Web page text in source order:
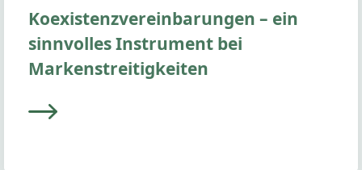
Koexistenzvereinbarungen – ein
sinnvolles Instrument bei
Markenstreitigkeiten